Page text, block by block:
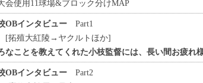
会使用11球場&ブロック分けMAP
OBインタビュー Part1
[拓殖大紅陵→ヤクルトほか]
なことを教えてくれた小枝監督には、長い間お疲れ
OBインタビュー Part2